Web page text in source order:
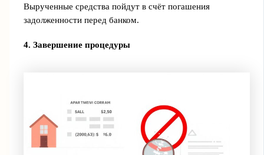
Вырученные средства пойдут в счёт погашения
задолженности перед банком.
4. Завершение процедуры